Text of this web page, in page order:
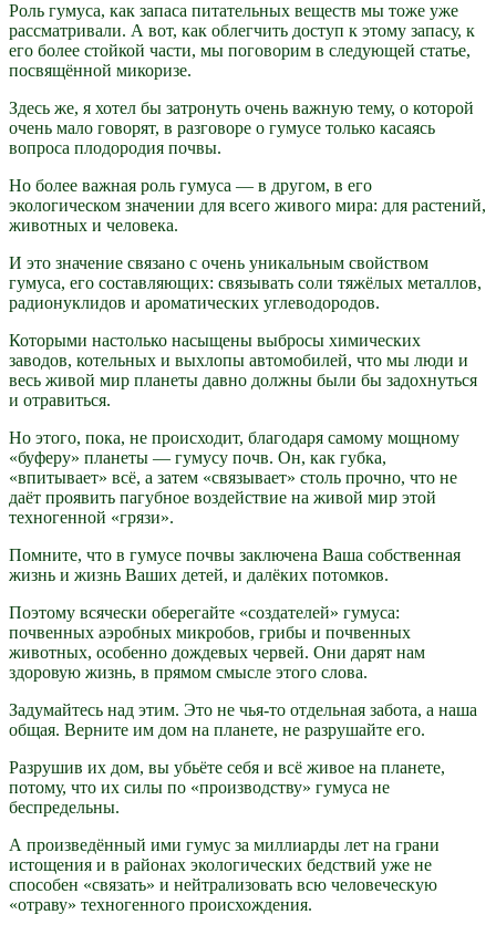
Роль гумуса, как запаса питательных веществ мы тоже уже
рассматривали. А вот, как облегчить доступ к этому запасу, к
его более стойкой части, мы поговорим в следующей статье,
посвящённой микоризе.
Здесь же, я хотел бы затронуть очень важную тему, о которой
очень мало говорят, в разговоре о гумусе только касаясь
вопроса плодородия почвы.
Но более важная роль гумуса — в другом, в его
экологическом значении для всего живого мира: для растений,
животных и человека.
И это значение связано с очень уникальным свойством
гумуса, его составляющих: связывать соли тяжёлых металлов,
радионуклидов и ароматических углеводородов.
Которыми настолько насыщены выбросы химических
заводов, котельных и выхлопы автомобилей, что мы люди и
весь живой мир планеты давно должны были бы задохнуться
и отравиться.
Но этого, пока, не происходит, благодаря самому мощному
«буферу» планеты — гумусу почв. Он, как губка,
«впитывает» всё, а затем «связывает» столь прочно, что не
даёт проявить пагубное воздействие на живой мир этой
техногенной «грязи».
Помните, что в гумусе почвы заключена Ваша собственная
жизнь и жизнь Ваших детей, и далёких потомков.
Поэтому всячески оберегайте «создателей» гумуса:
почвенных аэробных микробов, грибы и почвенных
животных, особенно дождевых червей. Они дарят нам
здоровую жизнь, в прямом смысле этого слова.
Задумайтесь над этим. Это не чья-то отдельная забота, а наша
общая. Верните им дом на планете, не разрушайте его.
Разрушив их дом, вы убьёте себя и всё живое на планете,
потому, что их силы по «производству» гумуса не
беспредельны.
А произведённый ими гумус за миллиарды лет на грани
истощения и в районах экологических бедствий уже не
способен «связать» и нейтрализовать всю человеческую
«отраву» техногенного происхождения.